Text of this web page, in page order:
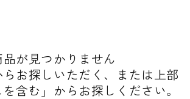
品が見つかりません
お探しいただく、または上部
含む」からお探しください。